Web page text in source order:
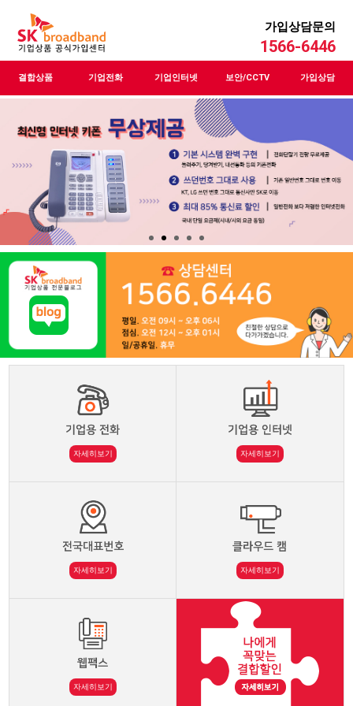
가입상담문의
1566-6446
결합상품 기업전화 기업인터넷 보안/CCTV 가입상담
자세히보기 자세히보기
자세히보기 자세히보기
자세히보기